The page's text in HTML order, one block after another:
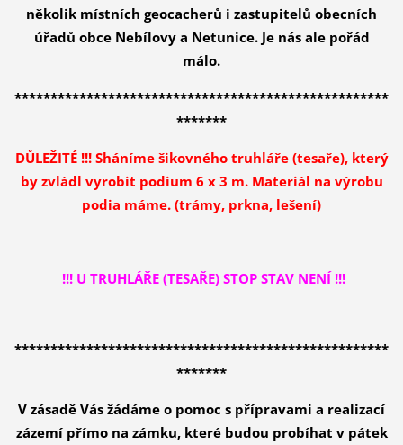
několik místních geocacherů i zastupitelů obecních
úřadů obce Nebílovy a Netunice. Je nás ale pořád
málo.
****************************************************
*******
DŮLEŽITÉ !!! Sháníme šikovného truhláře (tesaře), který
by zvládl vyrobit podium 6 x 3 m. Materiál na výrobu
podia máme. (trámy, prkna, lešení)
!!! U TRUHLÁŘE (TESAŘE) STOP STAV NENÍ !!!
****************************************************
*******
V zásadě Vás žádáme o pomoc s přípravami a realizací
zázemí přímo na zámku, které budou probíhat v pátek